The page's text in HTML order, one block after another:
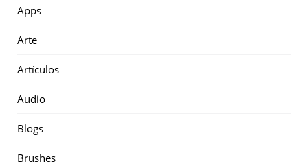
Apps
Arte
Artículos
Audio
Blogs
Brushes